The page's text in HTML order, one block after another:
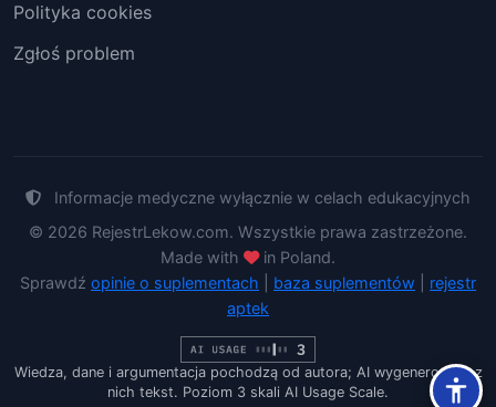
Polityka cookies
Zgłoś problem
Informacje medyczne wyłącznie w celach edukacyjnych
© 2026 RejestrLekow.com. Wszystkie prawa zastrzeżone.
Made with
in Poland.
Sprawdź opinie o suplementach baza suplementów
rejestr
aptek
Wiedza, dane i argumentacja pochodzą od autora; AI wygenerowało z
nich tekst. Poziom 3 skali AI Usage Scale.